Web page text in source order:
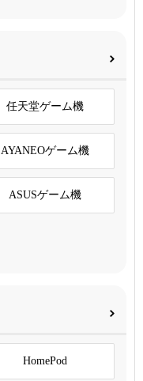
任天堂ゲーム機
AYANEOゲーム機
ASUSゲーム機
HomePod